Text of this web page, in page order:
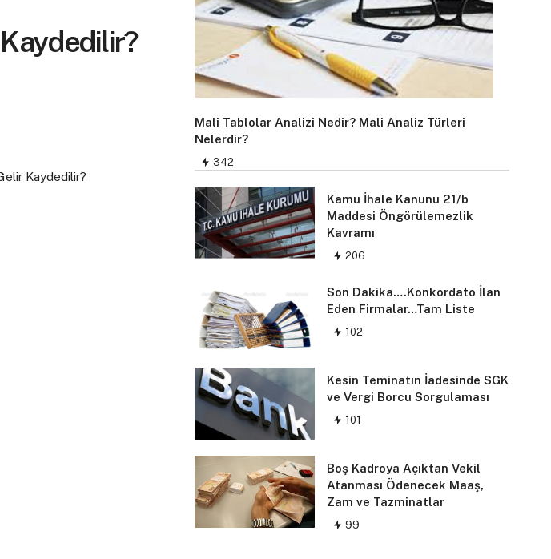
Mali Tablolar Analizi Nedir? Mali Analiz Türleri
Nelerdir?
342
Kamu İhale Kanunu 21/b
Maddesi Öngörülemezlik
Kavramı
206
Son Dakika….Konkordato İlan
Eden Firmalar…Tam Liste
102
Kesin Teminatın İadesinde SGK
ve Vergi Borcu Sorgulaması
101
Boş Kadroya Açıktan Vekil
Atanması Ödenecek Maaş,
Zam ve Tazminatlar
99